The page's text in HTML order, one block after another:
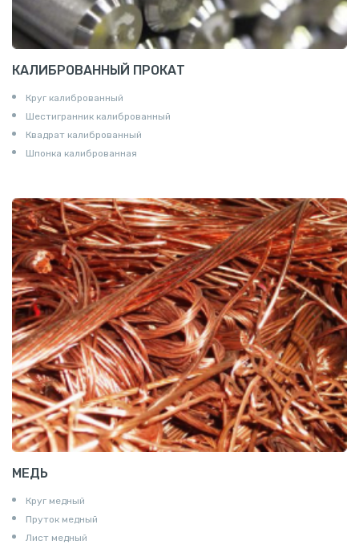
КАЛИБРОВАННЫЙ ПРОКАТ
Круг калиброванный
Шестигранник калиброванный
Квадрат калиброванный
Шпонка калиброванная
МЕДЬ
Круг медный
Пруток медный
Лист медный